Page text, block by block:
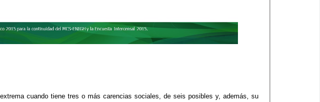
cuando tiene tres o más carencias sociales, de seis posibles y, además, su